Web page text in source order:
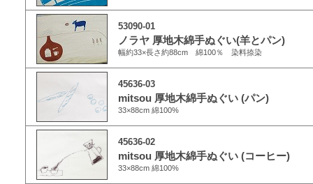
53090-01
ノラヤ 厚地木綿手ぬぐい(羊とパン)
幅約33×長さ約88cm 綿100％ 染料捺染
45636-03
mitsou 厚地木綿手ぬぐい (パン)
33×88cm 綿100%
45636-02
mitsou 厚地木綿手ぬぐい (コーヒー)
33×88cm 綿100%